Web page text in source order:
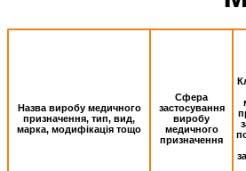
Назва виробу медичного
призначення, тип, вид,
марка, модифікація тощо
Сфера
застосування
виробу
медичного
призначення